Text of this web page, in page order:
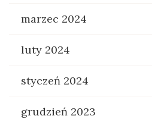
marzec 2024
luty 2024
styczeń 2024
grudzień 2023